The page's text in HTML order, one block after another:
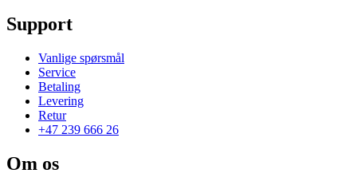
Support
Vanlige spørsmål
Service
Betaling
Levering
Retur
+47 239 666 26
Om os